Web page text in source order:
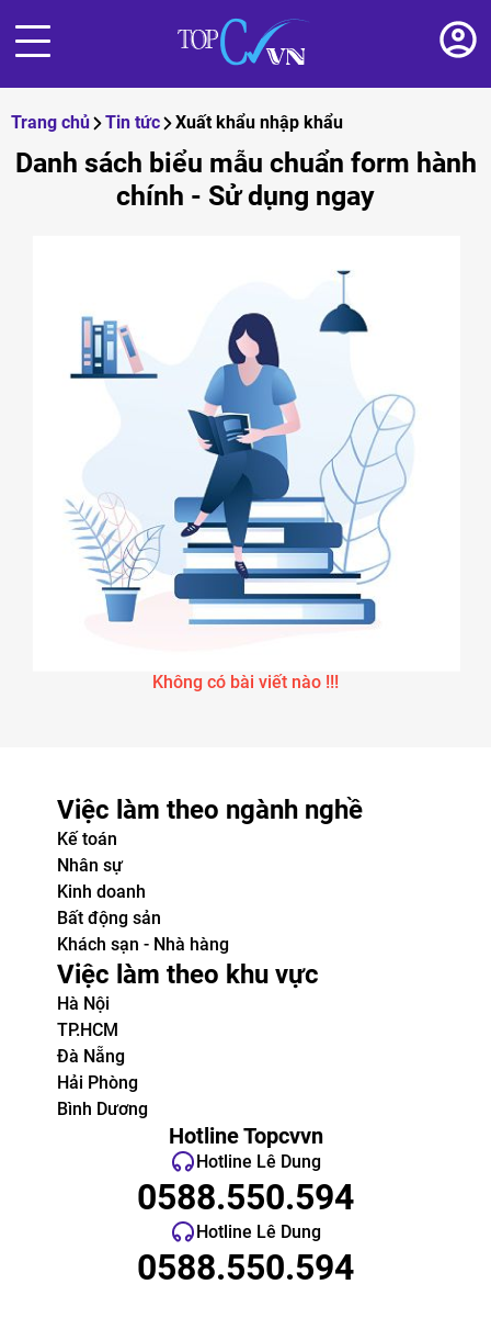
Trang chủ Tin tức Xuất khẩu nhập khẩu
Danh sách biểu mẫu chuẩn form hành
chính - Sử dụng ngay
Không có bài viết nào !!!
Việc làm theo ngành nghề
Kế toán
Nhân sự
Kinh doanh
Bất động sản
Khách sạn - Nhà hàng
Việc làm theo khu vực
Hà Nội
TP.HCM
Đà Nẵng
Hải Phòng
Bình Dương
Hotline Topcvvn
Hotline Lê Dung
0588.550.594
Hotline Lê Dung
0588.550.594